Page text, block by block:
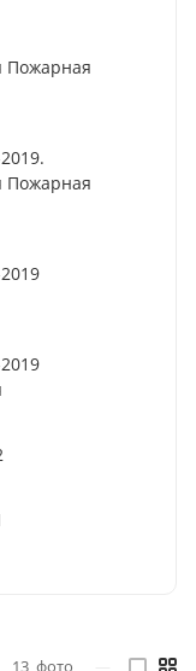
Пожарная
Пожарная
13 фото